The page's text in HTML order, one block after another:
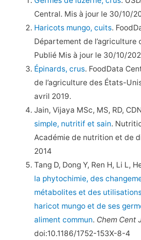
Central. Mis à jour le 30/10/
Haricots mungo, cuits.
Département de l’agriculture
Publié Mis à jour le 30/10/
Épinards, crus. FoodData
de l’agriculture des États-
avril 2019.
Jain, Vijaya MSc, MS, RD,
simple, nutritif et sain.
Académie de nutrition et de
2014
Tang D, Dong Y, Ren H, Li L,
la phytochimie, des
métabolites et des
haricot mungo et de ses
aliment commun. Chem Cent
doi:10.1186/1752-153X-8-4